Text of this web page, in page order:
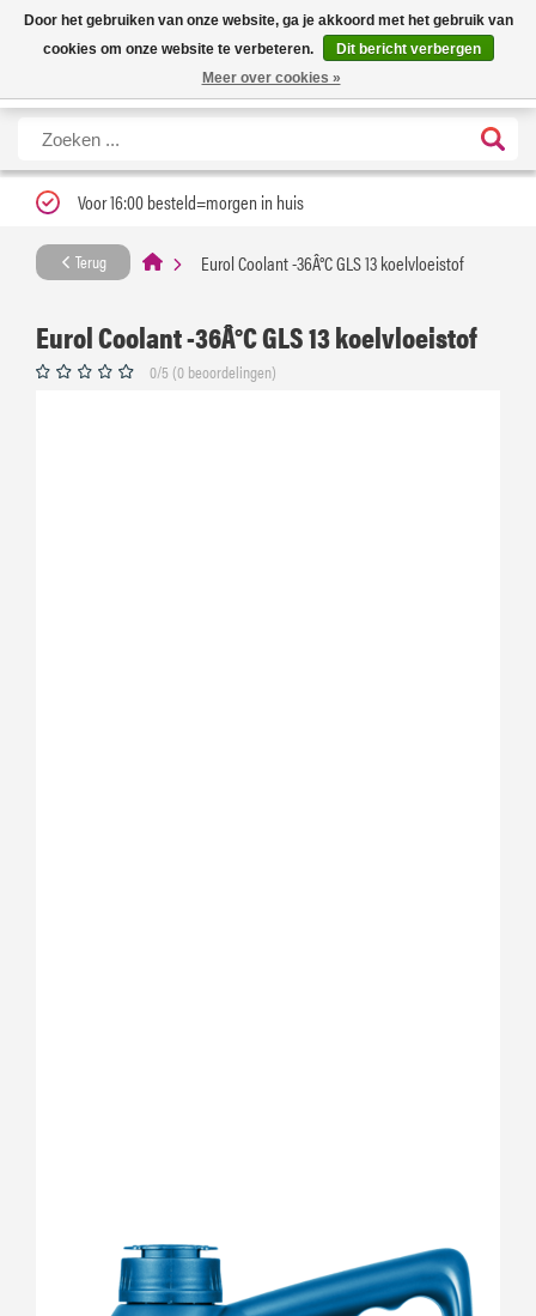
Nieuwe levertijd: 1 tot 3 werkdagen | Nu 25% korting op gehele assortiment
Carfume met kortingscode ''verfrissend''
X
Voor 16:00 besteld=morgen in huis
Terug Eurol Coolant -36Â°C GLS 13 koelvloeistof
Eurol Coolant -36Â°C GLS 13 koelvloeistof
0/5 (0 beoordelingen)
Door het gebruiken van onze website, ga je akkoord met het gebruik van
cookies om onze website te verbeteren.
Dit bericht verbergen
Meer over cookies »